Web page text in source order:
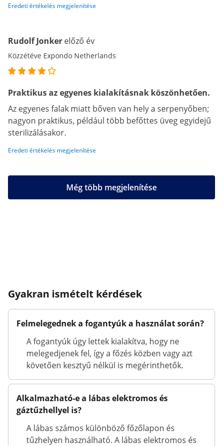
Eredeti értékelés megjelenítése
Rudolf Jonker előző év
Közzétéve Expondo Netherlands
Praktikus az egyenes kialakításnak köszönhetően.
Az egyenes falak miatt bőven van hely a serpenyőben;
nagyon praktikus, például több befőttes üveg egyidejű
sterilizálásakor.
Eredeti értékelés megjelenítése
Még több megjelenítése
Gyakran ismételt kérdések
Felmelegednek a fogantyúk a használat során?
A fogantyúk úgy lettek kialakítva, hogy ne
melegedjenek fel, így a főzés közben vagy azt
követően kesztyű nélkül is megérinthetők.
Alkalmazható-e a lábas elektromos és
gáztűzhellyel is?
A lábas számos különböző főzőlapon és
tűzhelyen használható. A lábas elektromos és